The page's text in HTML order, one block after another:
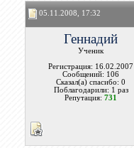
05.11.2008, 17:32
Геннадий
Ученик
Регистрация: 16.02.2007
Сообщений: 106
Сказал(а) спасибо: 0
Поблагодарили: 1 раз
Репутация:731